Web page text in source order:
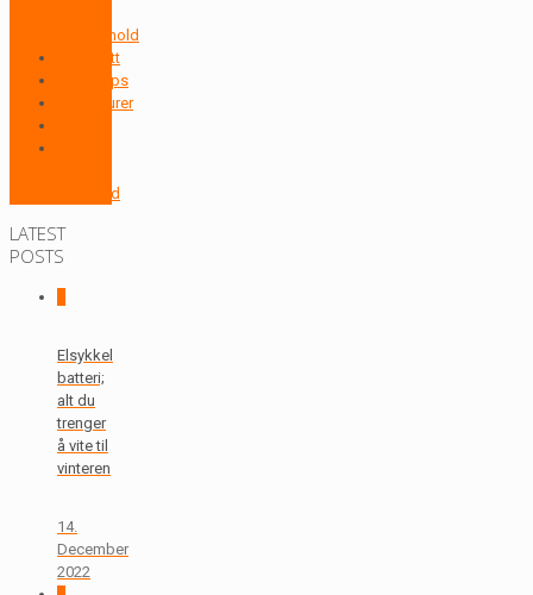
Vedlikehold
Sykkelritt
Sykkeltips
Sykkelturer
Kosthold
LATEST
POSTS
Elsykkel
batteri;
alt du
trenger
å vite til
vinteren
14.
December
2022